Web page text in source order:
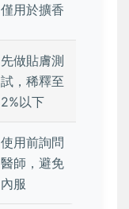
僅用於擴香
先做貼膚測
試，稀釋至
2%以下
使用前詢問
醫師，避免
內服